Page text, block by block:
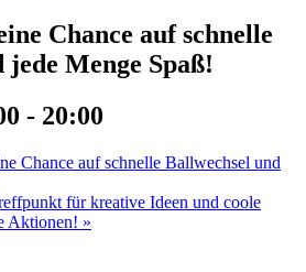
Chance auf schnelle
Menge Spaß!
- 20:00
Chance auf schnelle Ballwechsel und
für kreative Ideen und coole
Aktionen! »